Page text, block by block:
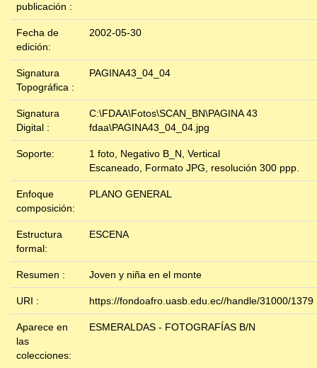
publicación :
Fecha de
edición:
2002-05-30
Signatura
Topográfica :
PAGINA43_04_04
Signatura
Digital :
C:\FDAA\Fotos\SCAN_BN\PAGINA 43
fdaa\PAGINA43_04_04.jpg
Soporte:
1 foto, Negativo B_N, Vertical
Escaneado, Formato JPG, resolución 300 ppp.
Enfoque
composición:
PLANO GENERAL
Estructura
formal:
ESCENA
Resumen : Joven y niña en el monte
URI : https://fondoafro.uasb.edu.ec//handle/31000/1379
Aparece en
las
colecciones:
ESMERALDAS - FOTOGRAFÍAS B/N